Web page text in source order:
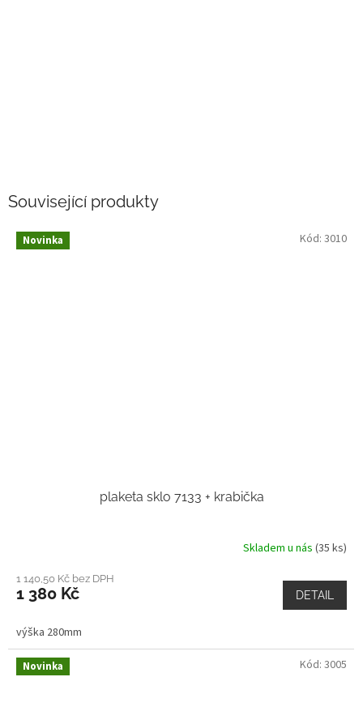
Související produkty
Novinka
plaketa sklo 7133 + krabička
Skladem u nás (35 ks)
1 140,50 Kč bez DPH
1 380 Kč DETAIL
výška 280mm
Kód: 3010
Novinka Kód: 3005